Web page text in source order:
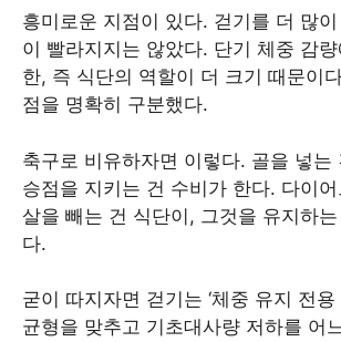
흥미로운 지점이 있다. 걷기를 더 많
이 빨라지지는 않았다. 단기 체중 감
한, 즉 식단의 역할이 더 크기 때문이
점을 명확히 구분했다.
축구로 비유하자면 이렇다. 골을 넣는
승점을 지키는 건 수비가 한다. 다이
살을 빼는 건 식단이, 그것을 유지하
다.
굳이 따지자면 걷기는 ‘체중 유지 전용
균형을 맞추고 기초대사량 저하를 어